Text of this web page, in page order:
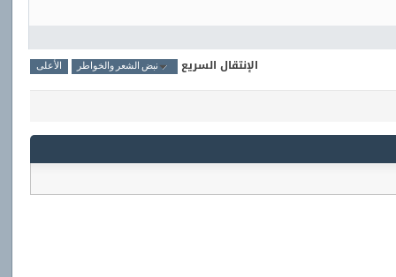
الإنتقال السريع نبض الشعر والخواطر الأعلى